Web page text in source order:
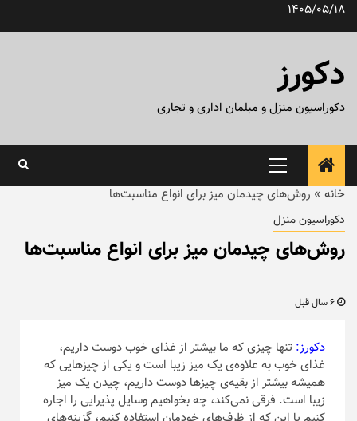
پرش1405/05/18
دکورز
دکوراسیون منزل و مبلمان اداری و تجاری
منوی
اصلی
خانه » روش‌های چیدمان میز برای انواع مناسبت‌ها
دکوراسیون منزل
روش‌های چیدمان میز برای انواع مناسبت‌ها
دکورز: تنها چیزی که ما بیشتر از غذای خوب دوست داریم،
غذای خوب به علاوه‌ی یک میز زیبا است و یکی از چیز‌هایی که
همیشه بیشتر از بقیه‌ی چیز‌ها دوست داریم، چیدن یک میز
زیبا است. فرقی نمی‌کند، چه بخواهیم وسایل پذیرایی را اجاره